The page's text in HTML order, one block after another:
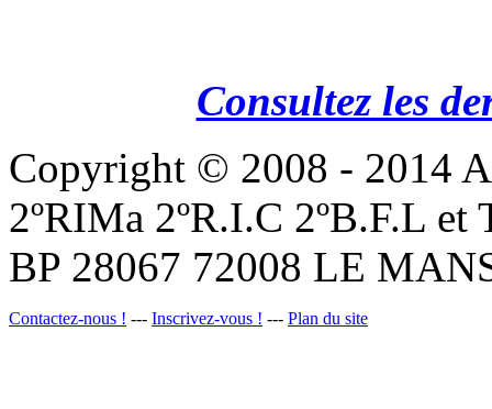
Consultez les
Copyright © 2008 - 2014
2ºRIMa 2ºR.I.C 2ºB.F.L
BP 28067 72008 LE
Contactez-nous ! --- Inscrivez-vous ! --- Plan du site